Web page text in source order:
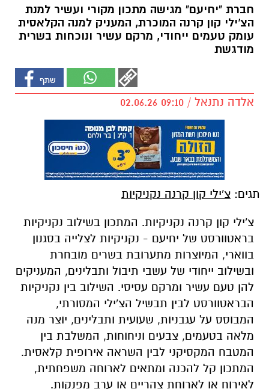
חברת "יחיעם" מגישה מתכון מקורי ועשיר למנת
הצ'ילי קון קרנה המוכרת, המעניק למנה הקלאסית
עומק טעמים ייחודי, מרקם עשיר ונוכחות בשרית
מודגשת
אלדה נתנאל / 09:10 02.06.26
תגים: צ'ילי קון קרנה נקניקיות
צ'ילי קון קרנה נקניקיות. המתכון בשילוב נקניקיות
בראטוורסט של יחיעם - נקניקיות לצלייה בסגנון
בווארי, המיוצרות מתערובת בשרים מובחרת
ובשילוב ייחודי של עשבי תיבול ותבלינים, המעניקים
להן טעם עשיר ומרקם עסיסי. השילוב בין נקניקיות
הבראטוורסט לבין תבשיל הצ'ילי המסורתי,
המבוסס על עגבניות, שעועית ותבלינים, יוצר מנה
מלאה בטעמים, צבעים וניחוחות, המשלבת בין
המטבח המקסיקני לבין השראה אירופית קלאסית.
המתכון קל להכנה ומתאים לארוחה משפחתית,
לאירוח או לארוחת צהריים או ערב מפנקות.